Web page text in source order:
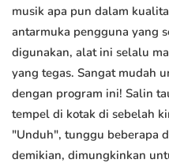
musik apa pun dalam
antarmuka pengguna yang
digunakan, alat ini selalu
yang tegas. Sangat mudah
dengan program ini! Salin
tempel di kotak di sebelah
"Unduh", tunggu beberapa
demikian, dimungkinkan